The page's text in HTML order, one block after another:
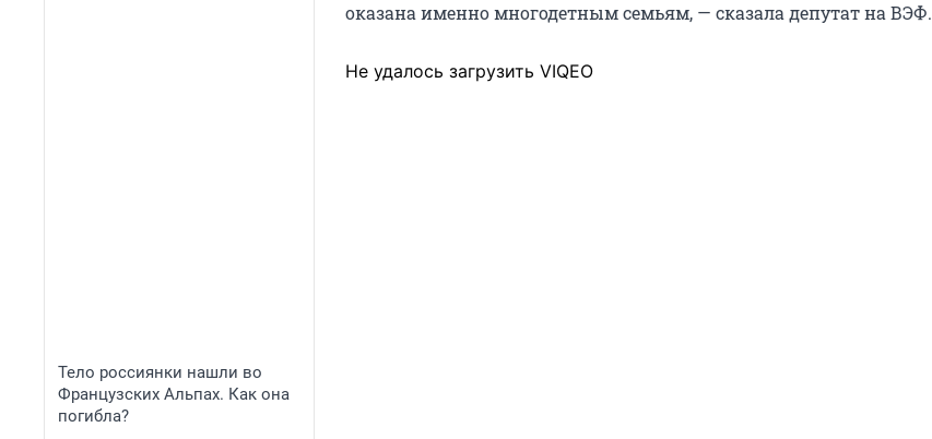
Тело россиянки нашли во
Французских Альпах. Как она
погибла?
оказана именно многодетным семьям, — сказала депутат на ВЭФ.
Не удалось загрузить VIQEO